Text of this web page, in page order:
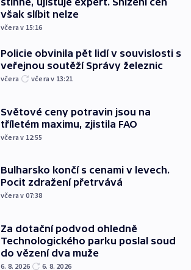
však slíbit nelze
včera v 15:16
Policie obvinila pět lidí v souvislosti s
veřejnou soutěží Správy železnic
včera včera v 13:21
Světové ceny potravin jsou na
tříletém maximu, zjistila FAO
včera v 12:55
Bulharsko končí s cenami v levech.
Pocit zdražení přetrvává
včera v 07:38
Za dotační podvod ohledně
Technologického parku poslal soud
do vězení dva muže
6. 8. 2026 6. 8. 2026